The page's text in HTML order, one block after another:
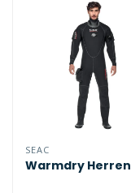
SEAC
Warmdry Herren